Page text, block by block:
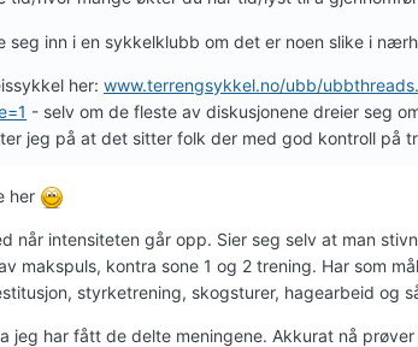
seg inn i en sykkelklubb om det er noen slike i
her: www.terrengsykkel.no/ubb/
- selv om de fleste av diskusjonene dreier seg
jeg på at det sitter folk der med god kontroll på
her
når intensiteten går opp. Sier seg selv at man
makspuls, kontra sone 1 og 2 trening. Har som
styrketrening, skogsturer, hagearbeid og
jeg har fått de delte meningene. Akkurat nå